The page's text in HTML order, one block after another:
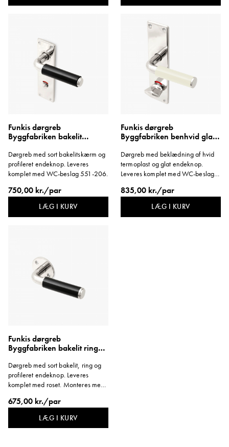
Funkis dørgreb
Byggfabriken bakelit
Dørgreb med sort bakelitskærm og
profileret endeknop. Leveres
komplet med WC-beslag 551-206.
750,00 kr./par
LÆG I KURV
Funkis dørgreb
Byggfabriken benhvid glat
1950'erne
Dørgreb med beklædning af hvid
termoplast og glat endeknop.
Leveres komplet med WC-beslag.
835,00 kr./par
LÆG I KURV
Funkis dørgreb
Byggfabriken bakelit ring
Dørgreb med sort bakelit, ring og
profileret endeknop. Leveres
komplet med roset. Monteres med
675,00 kr./par
LÆG I KURV